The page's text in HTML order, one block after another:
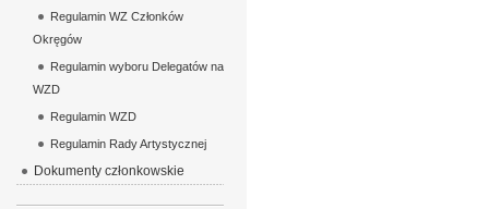
Regulamin WZ Członków
Okręgów
Regulamin wyboru Delegatów na
WZD
Regulamin WZD
Regulamin Rady Artystycznej
Dokumenty członkowskie